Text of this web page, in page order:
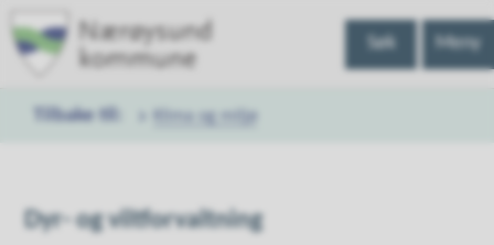
Nærøysund
Søk Meny
Klima og miljø
Dyr- og viltforvaltning